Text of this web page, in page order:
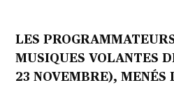
LES
MUSIQUES VOLANTES
23 NOVEMBRE),